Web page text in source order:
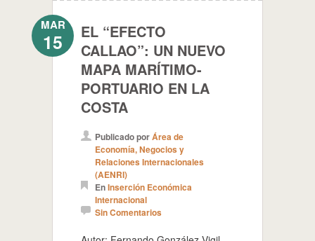
MAR
15
EL “EFECTO
CALLAO”: UN NUEVO
MAPA MARÍTIMO-
PORTUARIO EN LA
COSTA
Publicado porÁrea de
Economía, Negocios y
Relaciones Internacionales
(AENRI)
EnInserción Económica
Internacional
Sin Comentarios